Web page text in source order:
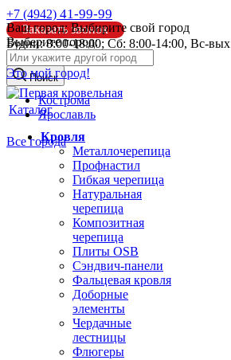
Ваш город: Выбирите свой город
Выберите город:
Это мой город!
Кострома
Ярославль
Все города
+7 (4942) 41-99-99
Заказать звонок
Будни: 8:00-18:00; Сб: 8:00-14:00, Вс-вых
info@pk44.ru
Поиск
Каталог
Кровля
Металлочерепица
Профнастил
Гибкая черепица
Натуральная
черепица
Композитная
черепица
Плиты OSB
Сэндвич-панели
Фальцевая кровля
Доборные
элементы
Чердачные
лестницы
Флюгеры